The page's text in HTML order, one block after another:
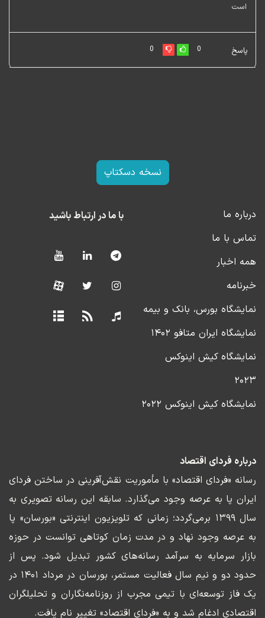
است
پاسخ 0
0
نسخه دسکتاپ
درباره ما
تماس با ما
همه اخبار
خبرنامه
نمایشگاه بورس، بانک و بیمه
نمایشگاه ایران متافو ۱۴۰۲
نمایشگاه کیش اینوکس
۲۰۲۳
نمایشگاه کیش اینوکس ۲۰۲۲
با ما در ارتباط باشید
درباره فردای اقتصاد
رسانه «فردای اقتصاد» با مأموریت نقش‌آفرینی در ساختن فردای
ایران پا به عرصه وجود می‌گذارد. سابقه این رسانه تصویری به
سال ۱۳۹۹ برمی‌گردد؛ زمانی که تلویزیون اینترنتی «بورسان» پا
به عرصه وجود نهاد و در مدت زمان کوتاهی توانست در حوزه
بازار سرمایه به سرآمد رسانه‌های کشور تبدیل شود. پس از
حدود دو و نیم سال فعالیت مستمر، بورسان در مرداد ۱۴۰۱ در
یک فاز توسعه‌ای با تیمی مجرب از روزنامه‌نگاران و تحلیلگران
اقتصادی ادغام شد و به «فردای اقتصاد» تغییر نام یافت.